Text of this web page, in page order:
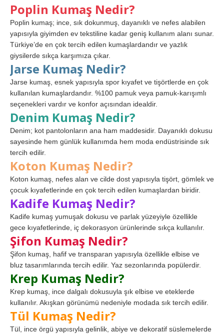
Poplin Kumaş Nedir?
Poplin kumaş; ince, sık dokunmuş, dayanıklı ve nefes alabilen
yapısıyla giyimden ev tekstiline kadar geniş kullanım alanı sunar.
Türkiye’de en çok tercih edilen kumaşlardandır ve yazlık
giysilerde sıkça karşımıza çıkar.
Jarse Kumaş Nedir?
Jarse kumaş, esnek yapısıyla spor kıyafet ve tişörtlerde en çok
kullanılan kumaşlardandır. %100 pamuk veya pamuk-karışımlı
seçenekleri vardır ve konfor açısından idealdir.
Denim Kumaş Nedir?
Denim; kot pantolonların ana ham maddesidir. Dayanıklı dokusu
sayesinde hem günlük kullanımda hem moda endüstrisinde sık
tercih edilir.
Koton Kumaş Nedir?
Koton kumaş, nefes alan ve cilde dost yapısıyla tişört, gömlek ve
çocuk kıyafetlerinde en çok tercih edilen kumaşlardan biridir.
Kadife Kumaş Nedir?
Kadife kumaş yumuşak dokusu ve parlak yüzeyiyle özellikle
gece kıyafetlerinde, iç dekorasyon ürünlerinde sıkça kullanılır.
Şifon Kumaş Nedir?
Şifon kumaş, hafif ve transparan yapısıyla özellikle elbise ve
bluz tasarımlarında tercih edilir. Yaz sezonlarında popülerdir.
Krep Kumaş Nedir?
Krep kumaş, ince dalgalı dokusuyla şık elbise ve eteklerde
kullanılır. Akışkan görünümü nedeniyle modada sık tercih edilir.
Tül Kumaş Nedir?
Tül, ince örgü yapısıyla gelinlik, abiye ve dekoratif süslemelerde